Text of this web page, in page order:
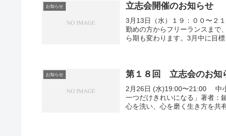
お知らせ 立志会開催のお知らせ
3月13日（水）１９：００〜２
勤めの方からフリーランスまで
ら期も変わります。3月中に目
お知らせ 第１８回 立志会のお知
2月26日 (水)19:00〜21:00 中
一つだけきれいになる」著者：
心を洗い、心を磨く生き方を共